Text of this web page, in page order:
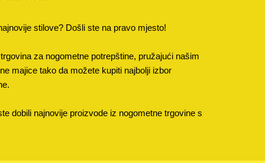
stilove? Došli ste na pravo mjesto!
za nogometne potrepštine, pružajući našim
majice tako da možete kupiti najbolji izbor
dobili najnovije proizvode iz nogometne trgovine s